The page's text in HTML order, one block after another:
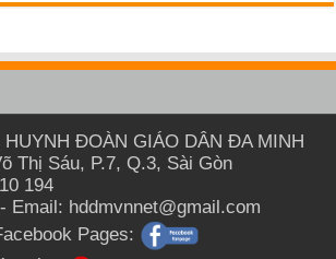
HUYNH ĐOÀN GIÁO DÂN ĐA MINH
Thị Sáu, P.7, Q.3, Sài Gòn
194
Email: hddmvnnet@gmail.com
Pages: